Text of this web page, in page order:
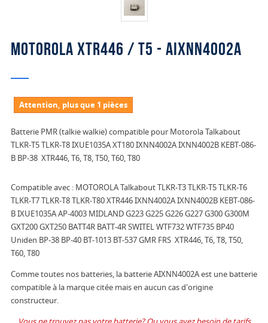
MOTOROLA XTR446 / T5 - AIXNN4002A
Attention, plus que 1 pièces
Batterie PMR (talkie walkie) compatible pour Motorola Talkabout
TLKR-T5 TLKR-T8 IXUE1035A XT180 IXNN4002A IXNN4002B KEBT-086-
B BP-38 XTR446, T6, T8, T50, T60, T80
Compatible avec : MOTOROLA Talkabout TLKR-T3 TLKR-T5 TLKR-T6
TLKR-T7 TLKR-T8 TLKR-T80 XTR446 IXNN4002A IXNN4002B KEBT-086-
B IXUE1035A AP-4003 MIDLAND G223 G225 G226 G227 G300 G300M
GXT200 GXT250 BATT4R BATT-4R SWITEL WTF732 WTF735 BP40
Uniden BP-38 BP-40 BT-1013 BT-537 GMR FRS XTR446, T6, T8, T50,
T60, T80
Comme toutes nos batteries, la batterie AIXNN4002A est une batterie
compatible à la marque citée mais en aucun cas d'origine
constructeur.